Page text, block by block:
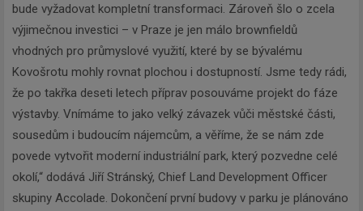
bude vyžadovat kompletní transformaci. Zároveň šlo o zcela
výjimečnou investici – v Praze je jen málo brownfieldů
vhodných pro průmyslové využití, které by se bývalému
Kovošrotu mohly rovnat plochou i dostupností. Jsme tedy rádi,
že po takřka deseti letech příprav posouváme projekt do fáze
výstavby. Vnímáme to jako velký závazek vůči městské části,
sousedům i budoucím nájemcům, a věříme, že se nám zde
povede vytvořit moderní industriální park, který pozvedne celé
okolí,“ dodává Jiří Stránský, Chief Land Development Officer
skupiny Accolade. Dokončení první budovy v parku je plánováno